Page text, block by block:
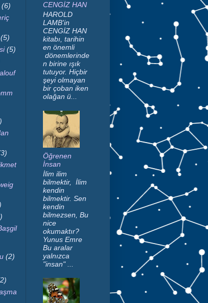
(6)
(5)
(5)
(2)
CENGİZ HAN
HAROLD
LAMB'in
CENGİZ HAN
kitabı, tarihin
en önemli
dönemlerinde
n birine ışık
tutuyor. Hiçbir
şeyi olmayan
bir çoban iken
olağan ü...
Öğrenen
İnsan
İlim ilim
bilmektir, İlim
kendin
bilmektir. Sen
kendin
bilmezsen, Bu
nice
okumaktır?
Yunus Emre
Bu aralar
yalnızca
"insan" ...